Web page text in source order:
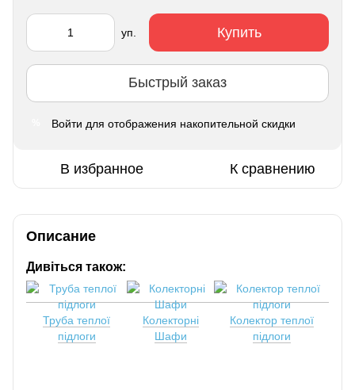
уп. Купить
Быстрый заказ
Войти для отображения накопительной скидки
В избранное К сравнению
Описание
Дивіться також:
Труба теплої
підлоги
Колекторні
Шафи
Колектор теплої
підлоги